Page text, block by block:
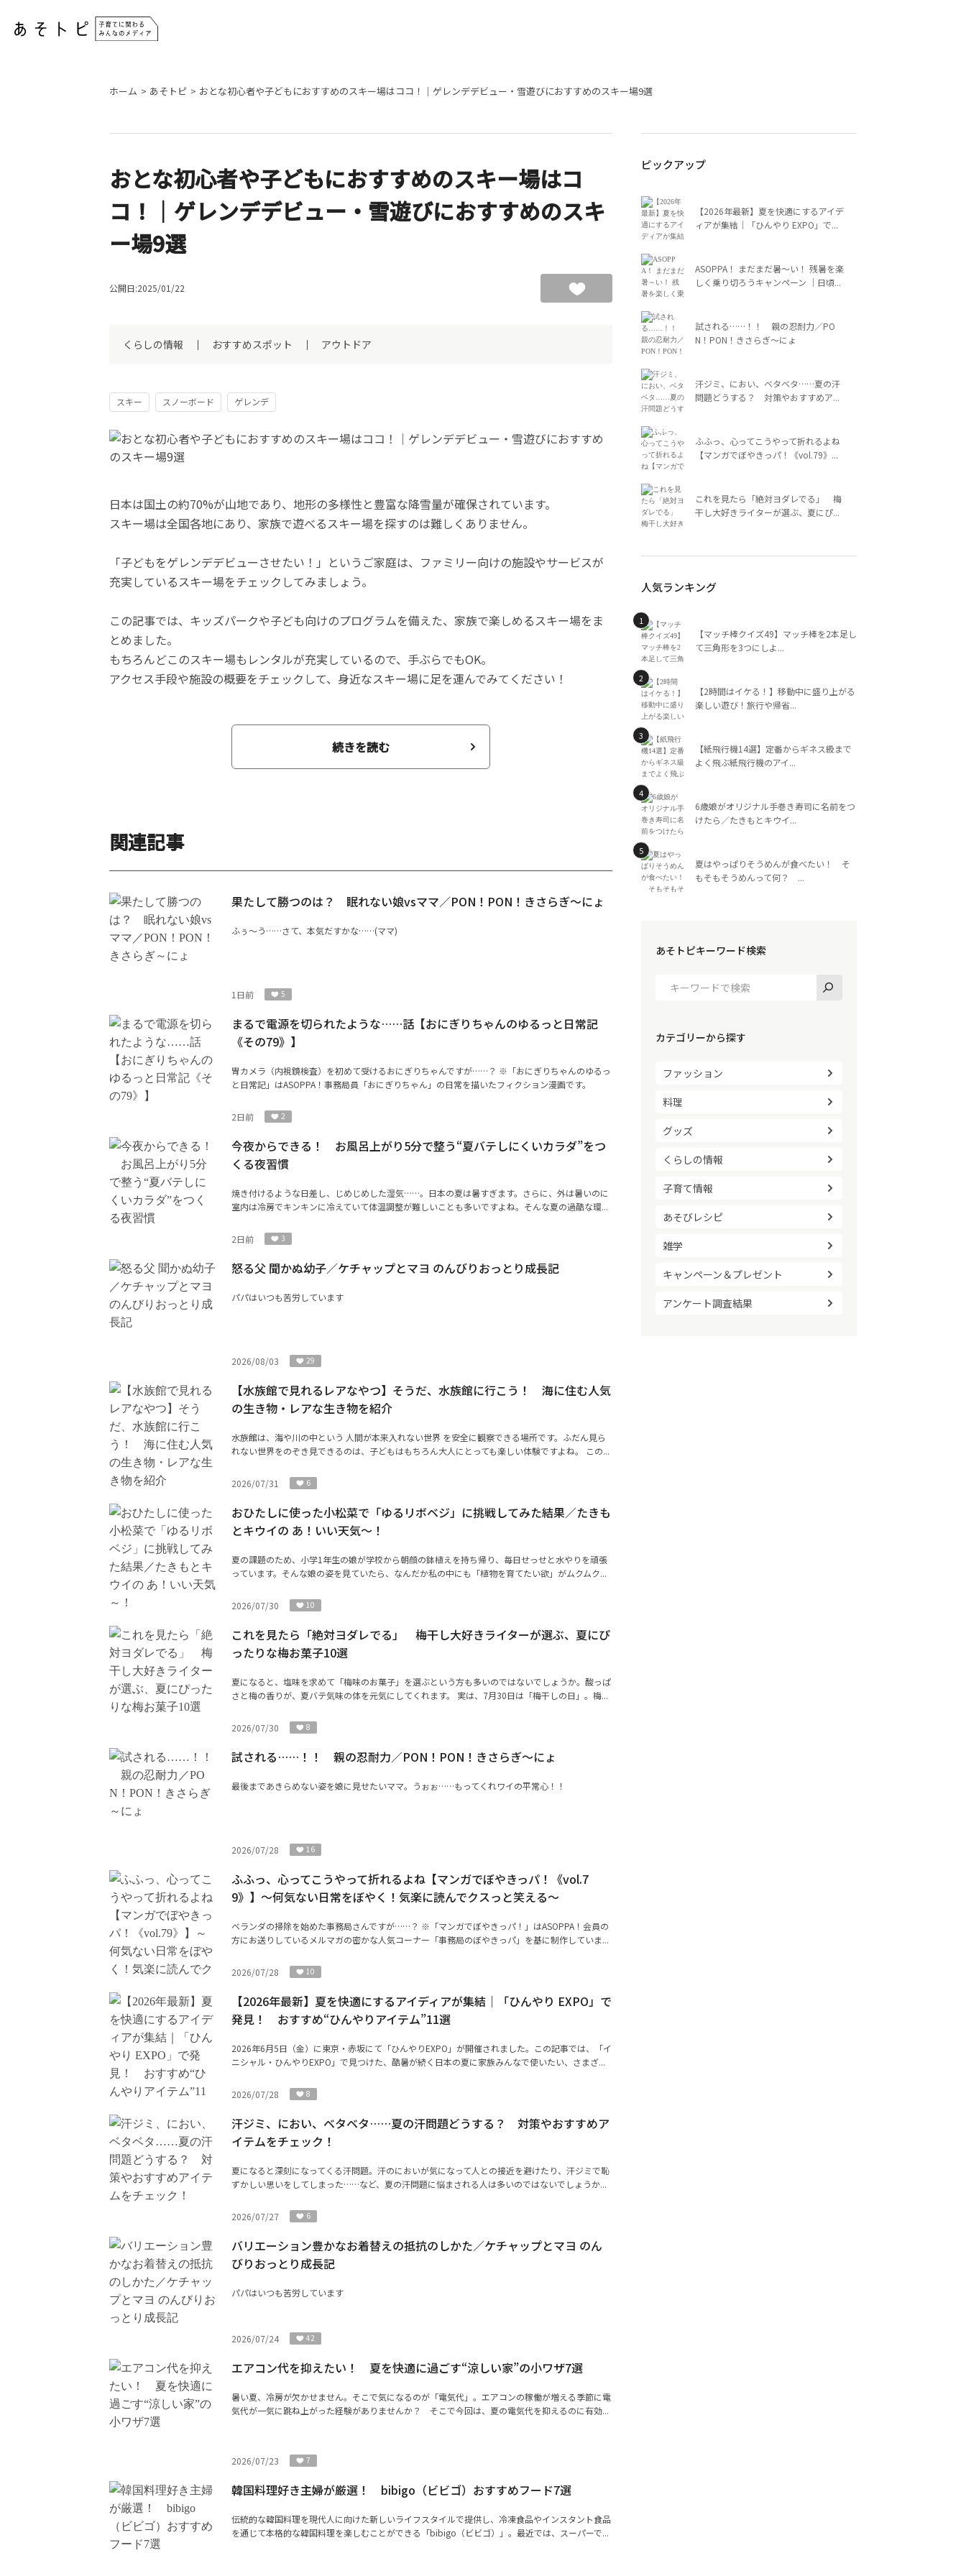
ホーム あそトピ おとな初心者や子どもにおすすめのスキー場はココ！｜ゲレンデデビュー・雪遊びにおすすめのスキー場9選
おとな初心者や子どもにおすすめのスキー場はコ
コ！｜ゲレンデデビュー・雪遊びにおすすめのスキ
ー場9選
公開日:2025/01/22
くらしの情報 おすすめスポット アウトドア
スキー スノーボード ゲレンデ
日本は国土の約70%が山地であり、地形の多様性と豊富な降雪量が確保されています。
スキー場は全国各地にあり、家族で遊べるスキー場を探すのは難しくありません。
「子どもをゲレンデデビューさせたい！」というご家庭は、ファミリー向けの施設やサービスが
充実しているスキー場をチェックしてみましょう。
この記事では、キッズパークや子ども向けのプログラムを備えた、家族で楽しめるスキー場をま
とめました。
もちろんどこのスキー場もレンタルが充実しているので、手ぶらでもOK。
アクセス手段や施設の概要をチェックして、身近なスキー場に足を運んでみてください！
続きを読む
関連記事
果たして勝つのは？ 眠れない娘vsママ／PON！PON！きさらぎ～にょ
ふぅ〜う……さて、本気だすかな……(ママ)
1日前 5
まるで電源を切られたような……話【おにぎりちゃんのゆるっと日常記
《その79》】
胃カメラ（内視鏡検査）を初めて受けるおにぎりちゃんですが……？ ※「おにぎりちゃんのゆるっ
と日常記」はASOPPA！事務局員「おにぎりちゃん」の日常を描いたフィクション漫画です。
2日前 2
今夜からできる！ お風呂上がり5分で整う“夏バテしにくいカラダ”をつ
くる夜習慣
焼き付けるような日差し、じめじめした湿気……。日本の夏は暑すぎます。さらに、外は暑いのに
室内は冷房でキンキンに冷えていて体温調整が難しいことも多いですよね。そんな夏の過酷な環...
2日前 3
怒る父 聞かぬ幼子／ケチャップとマヨ のんびりおっとり成長記
パパはいつも苦労しています
2026/08/03 29
【水族館で見れるレアなやつ】そうだ、水族館に行こう！ 海に住む人気
の生き物・レアな生き物を紹介
水族館は、海や川の中という 人間が本来入れない世界 を安全に観察できる場所です。ふだん見ら
れない世界をのぞき見できるのは、子どもはもちろん大人にとっても楽しい体験ですよね。 この...
2026/07/31 6
おひたしに使った小松菜で「ゆるリボベジ」に挑戦してみた結果／たきも
とキウイの あ！いい天気～！
夏の課題のため、小学1年生の娘が学校から朝顔の鉢植えを持ち帰り、毎日せっせと水やりを頑張
っています。そんな娘の姿を見ていたら、なんだか私の中にも「植物を育てたい欲」がムクムク...
2026/07/30 10
これを見たら「絶対ヨダレでる」 梅干し大好きライターが選ぶ、夏にぴ
ったりな梅お菓子10選
夏になると、塩味を求めて「梅味のお菓子」を選ぶという方も多いのではないでしょうか。酸っぱ
さと梅の香りが、夏バテ気味の体を元気にしてくれます。 実は、7月30日は「梅干しの日」。梅...
2026/07/30 8
試される……！！ 親の忍耐力／PON！PON！きさらぎ～にょ
最後まであきらめない姿を娘に見せたいママ。うぉぉ……もってくれワイの平常心！！
2026/07/28 16
ふふっ、心ってこうやって折れるよね【マンガでぼやきっパ！《vol.7
9》】～何気ない日常をぼやく！気楽に読んでクスっと笑える～
ベランダの掃除を始めた事務局さんですが……？ ※「マンガでぼやきっパ！」はASOPPA！会員の
方にお送りしているメルマガの密かな人気コーナー「事務局のぼやきっパ」を基に制作していま...
2026/07/28 10
【2026年最新】夏を快適にするアイディアが集結｜「ひんやり EXPO」で
発見！ おすすめ“ひんやりアイテム”11選
2026年6月5日（金）に東京・赤坂にて「ひんやりEXPO」が開催されました。この記事では、「イ
ニシャル・ひんやりEXPO」で見つけた、酷暑が続く日本の夏に家族みんなで使いたい、さまざ...
2026/07/28 8
汗ジミ、におい、ベタベタ……夏の汗問題どうする？ 対策やおすすめア
イテムをチェック！
夏になると深刻になってくる汗問題。汗のにおいが気になって人との接近を避けたり、汗ジミで恥
ずかしい思いをしてしまった……など、夏の汗問題に悩まされる人は多いのではないでしょうか...
2026/07/27 6
バリエーション豊かなお着替えの抵抗のしかた／ケチャップとマヨ のん
びりおっとり成長記
パパはいつも苦労しています
2026/07/24 42
エアコン代を抑えたい！ 夏を快適に過ごす“涼しい家”の小ワザ7選
暑い夏、冷房が欠かせません。そこで気になるのが「電気代」。エアコンの稼働が増える季節に電
気代が一気に跳ね上がった経験がありませんか？ そこで今回は、夏の電気代を抑えるのに有効...
2026/07/23 7
韓国料理好き主婦が厳選！ bibigo（ビビゴ）おすすめフード7選
伝統的な韓国料理を現代人に向けた新しいライフスタイルで提供し、冷凍食品やインスタント食品
を通じて本格的な韓国料理を楽しむことができる「bibigo（ビビゴ）」。最近では、スーパーで...
ピックアップ
【2026年最新】夏を快適にするアイデ
ィアが集結｜「ひんやり EXPO」で...
ASOPPA！ まだまだ暑～い！ 残暑を楽
しく乗り切ろうキャンペーン ｜日頃...
試される……！！ 親の忍耐力／PO
N！PON！きさらぎ～にょ
汗ジミ、におい、ベタベタ……夏の汗
問題どうする？ 対策やおすすめア...
ふふっ、心ってこうやって折れるよね
【マンガでぼやきっパ！《vol.79》...
これを見たら「絶対ヨダレでる」 梅
干し大好きライターが選ぶ、夏にぴ...
人気ランキング
【マッチ棒クイズ49】マッチ棒を2本足し
て三角形を3つにしよ...
【2時間はイケる！】移動中に盛り上がる
楽しい遊び！旅行や帰省...
【紙飛行機14選】定番からギネス級まで
よく飛ぶ紙飛行機のアイ...
6歳娘がオリジナル手巻き寿司に名前をつ
けたら／たきもとキウイ...
夏はやっぱりそうめんが食べたい！ そ
もそもそうめんって何？ ...
あそトピキーワード検索
カテゴリーから探す
ファッション
料理
グッズ
くらしの情報
子育て情報
あそびレシピ
雑学
キャンペーン＆プレゼント
アンケート調査結果